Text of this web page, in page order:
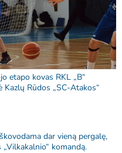
etapo kovas RKL „B“
Rūdos „SC-Atakos“
dar vieną pergalę,
komandą.